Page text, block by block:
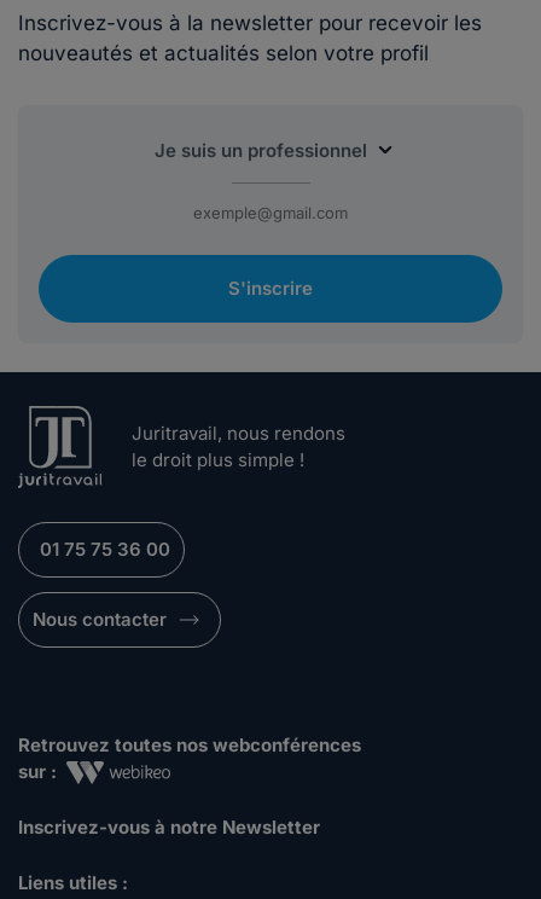
Inscrivez-vous à la newsletter pour recevoir les
nouveautés et actualités selon votre profil
S'inscrire
Juritravail, nous rendons
le droit plus simple !
01 75 75 36 00
Nous contacter
Retrouvez toutes nos webconférences
sur :
Inscrivez-vous à notre Newsletter
Liens utiles :